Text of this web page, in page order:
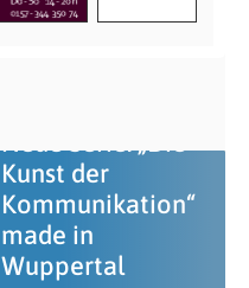
Kunst der
Kommunikation“
made in
Wuppertal